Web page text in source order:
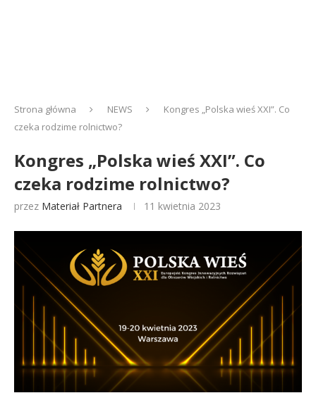
Strona główna NEWS
Kongres „Polska wieś XXI”. Co
czeka rodzime rolnictwo?
Kongres „Polska wieś XXI”. Co
czeka rodzime rolnictwo?
przez Materiał Partnera 11 kwietnia 2023